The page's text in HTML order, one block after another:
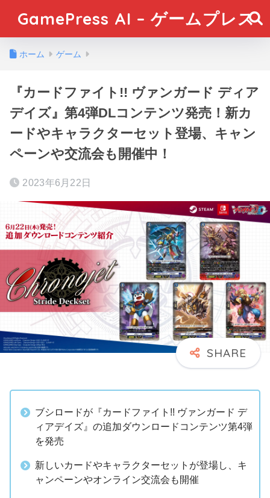
GamePress AI – ゲームプレス
ホーム ゲーム
『カードファイト!! ヴァンガード ディア
デイズ』第4弾DLコンテンツ発売！新カ
ードやキャラクターセット登場、キャン
ペーンや交流会も開催中！
2023年6月22日
ブシロードが『カードファイト!! ヴァンガード デ
ィアデイズ』の追加ダウンロードコンテンツ第4弾
を発売
新しいカードやキャラクターセットが登場し、キ
ャンペーンやオンライン交流会も開催